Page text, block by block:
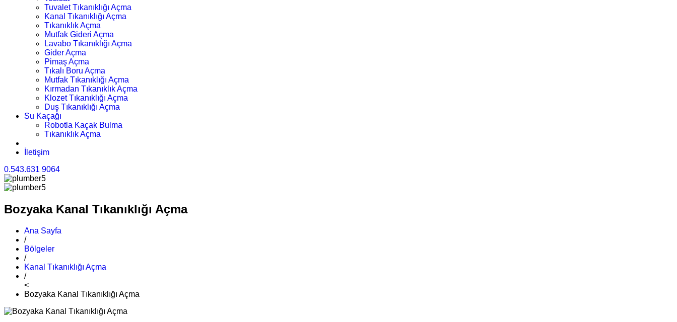
Tuvalet Tıkanıklığı Açma
Kanal Tıkanıklığı Açma
Tıkanıklık Açma
Mutfak Gideri Açma
Lavabo Tıkanıklığı Açma
Gider Açma
Pimaş Açma
Tıkalı Boru Açma
Mutfak Tıkanıklığı Açma
Kırmadan Tıkanıklık Açma
Klozet Tıkanıklığı Açma
Duş Tıkanıklığı Açma
Su Kaçağı
Robotla Kaçak Bulma
Tıkanıklık Açma
İletişim
0.543.631 9064
Bozyaka Kanal Tıkanıklığı Açma
Ana Sayfa
/
Bölgeler
/
Kanal Tıkanıklığı Açma
/
<
Bozyaka Kanal Tıkanıklığı Açma